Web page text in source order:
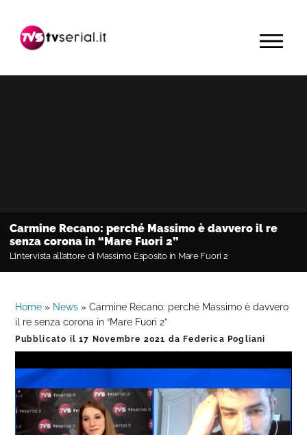
navigazione
contenuto
barra
primaria
MENU
Carmine Recano: perché Massimo è davvero il re
senza corona in “Mare Fuori 2”
L’intervista all’attore di Massimo Esposito in Mare Fuori 2
Home » News »Carmine Recano: perché Massimo è davvero
il re senza corona in “Mare Fuori 2”
Pubblicato il17 Novembre 2021 da Federica Pogliani